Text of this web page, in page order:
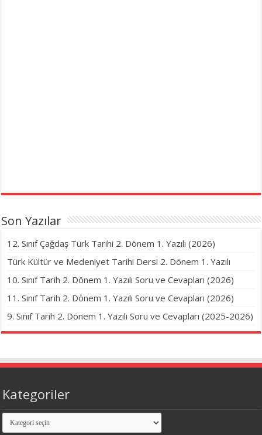
Son Yazılar
12. Sınıf Çağdaş Türk Tarihi 2. Dönem 1. Yazılı (2026)
Türk Kültür ve Medeniyet Tarihi Dersi 2. Dönem 1. Yazılı
10. Sınıf Tarih 2. Dönem 1. Yazılı Soru ve Cevapları (2026)
11. Sınıf Tarih 2. Dönem 1. Yazılı Soru ve Cevapları (2026)
9. Sınıf Tarih 2. Dönem 1. Yazılı Soru ve Cevapları (2025-2026)
Kategoriler
Kategoriler